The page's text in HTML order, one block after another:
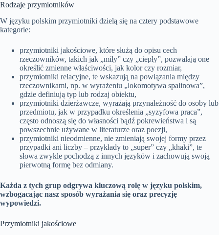
Rodzaje przymiotników
W języku polskim przymiotniki dzielą się na cztery podstawowe
kategorie:
przymiotniki jakościowe, które służą do opisu cech
rzeczowników, takich jak „miły” czy „ciepły”, pozwalają one
określić zmienne właściwości, jak kolor czy rozmiar,
przymiotniki relacyjne, te wskazują na powiązania między
rzeczownikami, np. w wyrażeniu „lokomotywa spalinowa”,
gdzie definiują typ lub rodzaj obiektu,
przymiotniki dzierżawcze, wyrażają przynależność do osoby lub
przedmiotu, jak w przypadku określenia „syzyfowa praca”,
często odnoszą się do własności bądź pokrewieństwa i są
powszechnie używane w literaturze oraz poezji,
przymiotniki nieodmienne, nie zmieniają swojej formy przez
przypadki ani liczby – przykłady to „super” czy „khaki”, te
słowa zwykle pochodzą z innych języków i zachowują swoją
pierwotną formę bez odmiany.
Każda z tych grup odgrywa kluczową rolę w języku polskim,
wzbogacając nasz sposób wyrażania się oraz precyzję
wypowiedzi.
Przymiotniki jakościowe